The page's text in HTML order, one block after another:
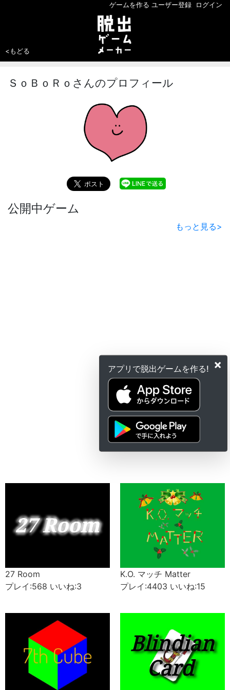
×
アプリで脱出ゲームを作る!
ゲームを作る ユーザー登録 ログイン
<もどる
ＳｏＢｏＲｏさんのプロフィール
公開中ゲーム
もっと見る>
27 Room
プレイ:568 いいね:3
K.O. マッチ Matter
プレイ:4403 いいね:15